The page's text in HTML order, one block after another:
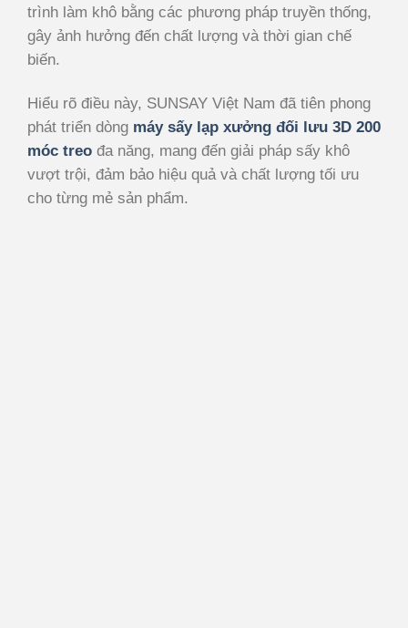
trình làm khô bằng các phương pháp truyền thống,
gây ảnh hưởng đến chất lượng và thời gian chế
biến.
Hiểu rõ điều này, SUNSAY Việt Nam đã tiên phong
phát triển dòng máy sấy lạp xưởng đối lưu 3D 200
móc treo đa năng, mang đến giải pháp sấy khô
vượt trội, đảm bảo hiệu quả và chất lượng tối ưu
cho từng mẻ sản phẩm.